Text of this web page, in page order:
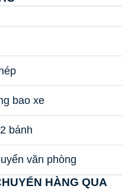
bao xe
bánh
văn phòng
HÀNG QUA